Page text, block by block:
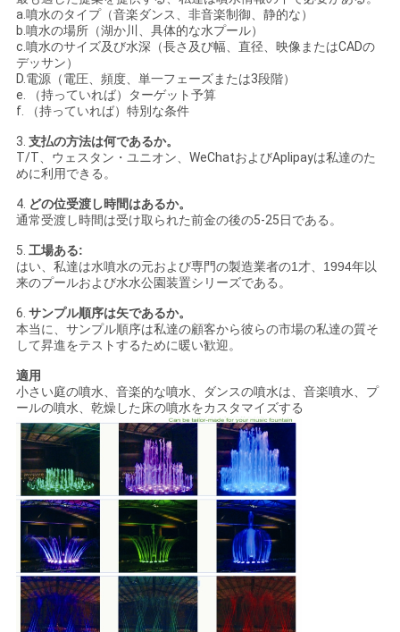
a.噴水のタイプ（音楽ダンス、非音楽制御、静的な）
b.噴水の場所（湖か川、具体的な水プール）
c.噴水のサイズ及び水深（長さ及び幅、直径、映像またはCADの
デッサン）
D.電源（電圧、頻度、単一フェーズまたは3段階）
e. （持っていれば）ターゲット予算
f. （持っていれば）特別な条件
3. 支払の方法は何であるか。
T/T、ウェスタン・ユニオン、WeChatおよびAplipayは私達のた
めに利用できる。
4. どの位受渡し時間はあるか。
通常受渡し時間は受け取られた前金の後の5-25日である。
5. 工場ある:
はい、 私達は水噴水の元および専門の製造業者の1才、1994年以
来のプールおよび水水公園装置シリーズである。
6. サンプル順序は矢であるか。
本当に、サンプル順序は私達の顧客から彼らの市場の私達の質そ
して昇進をテストするために暖い歓迎。
適用
小さい庭の噴水、音楽的な噴水、ダンスの噴水は、音楽噴水、プ
ールの噴水、乾燥した床の噴水をカスタマイズする